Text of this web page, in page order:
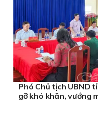
Phó Chủ tịch UBND
gỡ khó khăn, vướng